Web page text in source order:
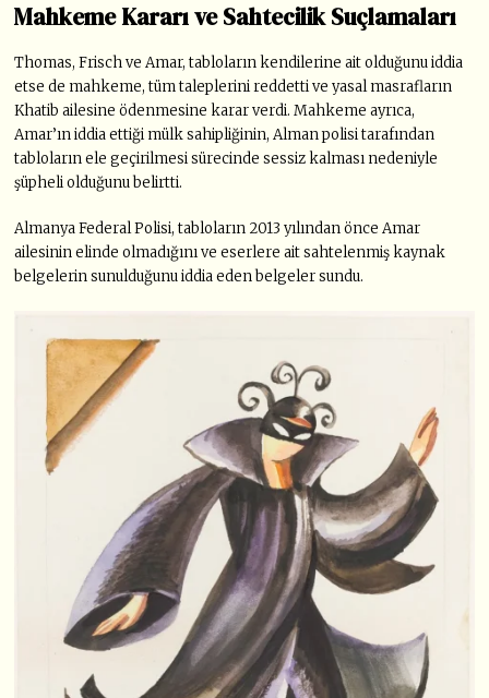
Mahkeme Kararı ve Sahtecilik Suçlamaları
Thomas, Frisch ve Amar, tabloların kendilerine ait olduğunu iddia
etse de mahkeme, tüm taleplerini reddetti ve yasal masrafların
Khatib ailesine ödenmesine karar verdi. Mahkeme ayrıca,
Amar’ın iddia ettiği mülk sahipliğinin, Alman polisi tarafından
tabloların ele geçirilmesi sürecinde sessiz kalması nedeniyle
şüpheli olduğunu belirtti.
Almanya Federal Polisi, tabloların 2013 yılından önce Amar
ailesinin elinde olmadığını ve eserlere ait sahtelenmiş kaynak
belgelerin sunulduğunu iddia eden belgeler sundu.